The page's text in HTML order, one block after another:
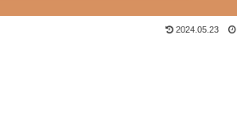
2024.05.23